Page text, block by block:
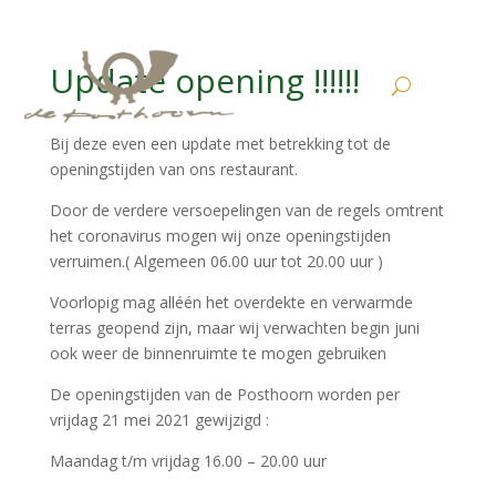
Update opening !!!!!!
Bij deze even een update met betrekking tot de
openingstijden van ons restaurant.
Door de verdere versoepelingen van de regels omtrent
het coronavirus mogen wij onze openingstijden
verruimen.( Algemeen 06.00 uur tot 20.00 uur )
Voorlopig mag alléén het overdekte en verwarmde
terras geopend zijn, maar wij verwachten begin juni
ook weer de binnenruimte te mogen gebruiken
De openingstijden van de Posthoorn worden per
vrijdag 21 mei 2021 gewijzigd :
Maandag t/m vrijdag 16.00 – 20.00 uur